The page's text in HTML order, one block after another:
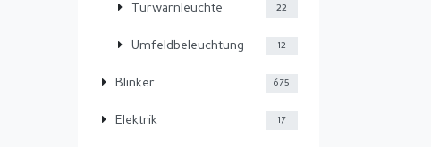
Türwarnleuchte 22
Umfeldbeleuchtung 12
Blinker 675
Elektrik 17